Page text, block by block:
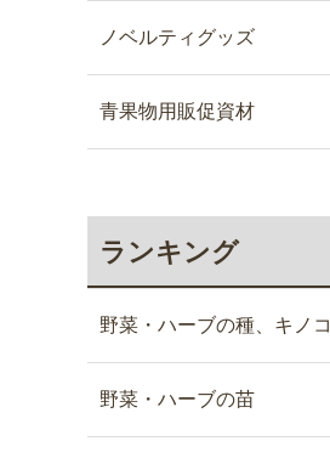
ノベルティグッズ
青果物用販促資材
ランキング
野菜・ハーブの種、キノコ
野菜・ハーブの苗